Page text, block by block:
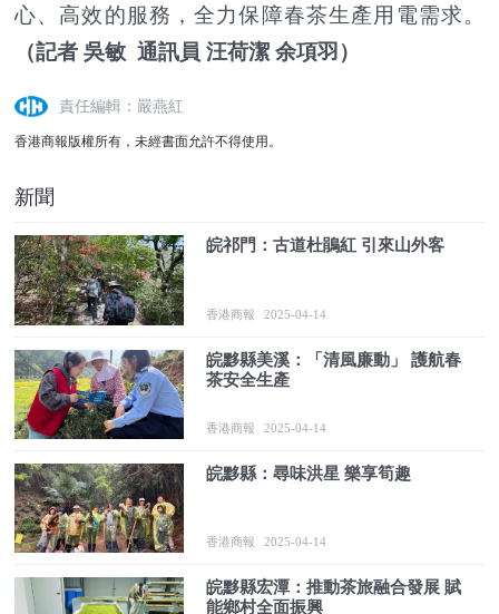
心、高效的服務，全力保障春茶生產用電需求。
（記者 吳敏 通訊員 汪荷潔 余項羽）
責任編輯：嚴燕紅
香港商報版權所有，未經書面允許不得使用。
新聞
皖祁門：古道杜鵑紅 引來山外客
香港商報 2025-04-14
皖黟縣美溪：「清風廉動」 護航春
茶安全生產
香港商報 2025-04-14
皖黟縣：尋味洪星 樂享筍趣
香港商報 2025-04-14
皖黟縣宏潭：推動茶旅融合發展 賦
能鄉村全面振興